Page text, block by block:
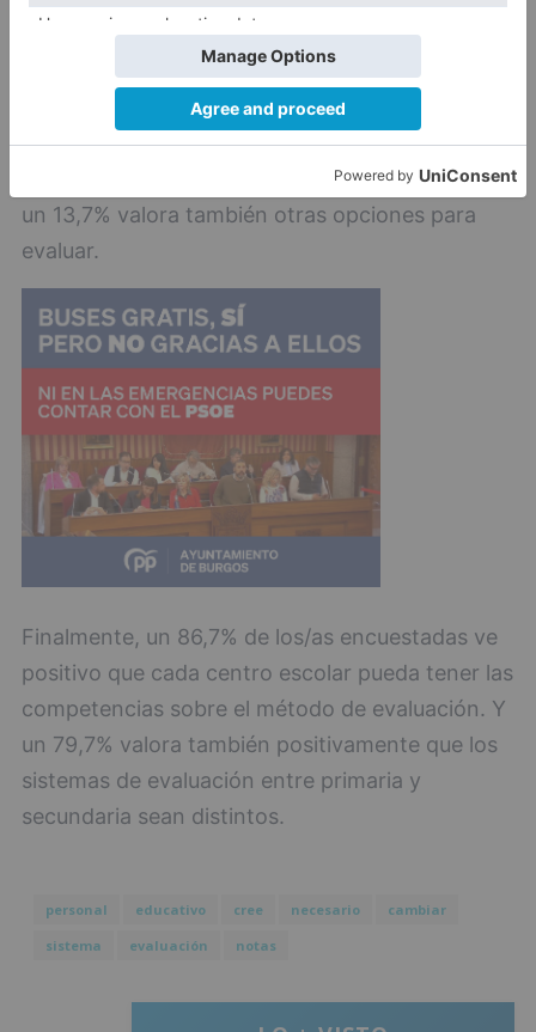
En cuanto a la autoevaluación: un 11,2% valora la
autoevaluación con notas numéricas, un 65,5%
una autoevaluación cualitativa y un 5,3% la
autoevaluación con apto o no apto (o similar).
A un 24,8% le parecería bien no poner notas y
un 13,7% valora también otras opciones para
evaluar.
Finalmente, un 86,7% de los/as encuestadas ve
positivo que cada centro escolar pueda tener las
competencias sobre el método de evaluación. Y
un 79,7% valora también positivamente que los
sistemas de evaluación entre primaria y
secundaria sean distintos.
personal educativo cree necesario
cambiar
sistema
evaluación notas